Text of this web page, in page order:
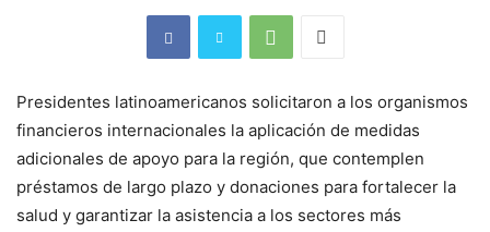
Presidentes latinoamericanos solicitaron a los organismos
financieros internacionales la aplicación de medidas
adicionales de apoyo para la región, que contemplen
préstamos de largo plazo y donaciones para fortalecer la
salud y garantizar la asistencia a los sectores más